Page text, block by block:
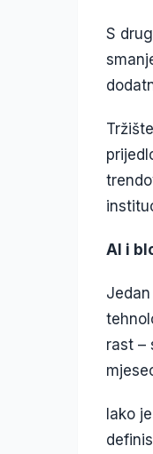
S
AI i
rast –
Iako